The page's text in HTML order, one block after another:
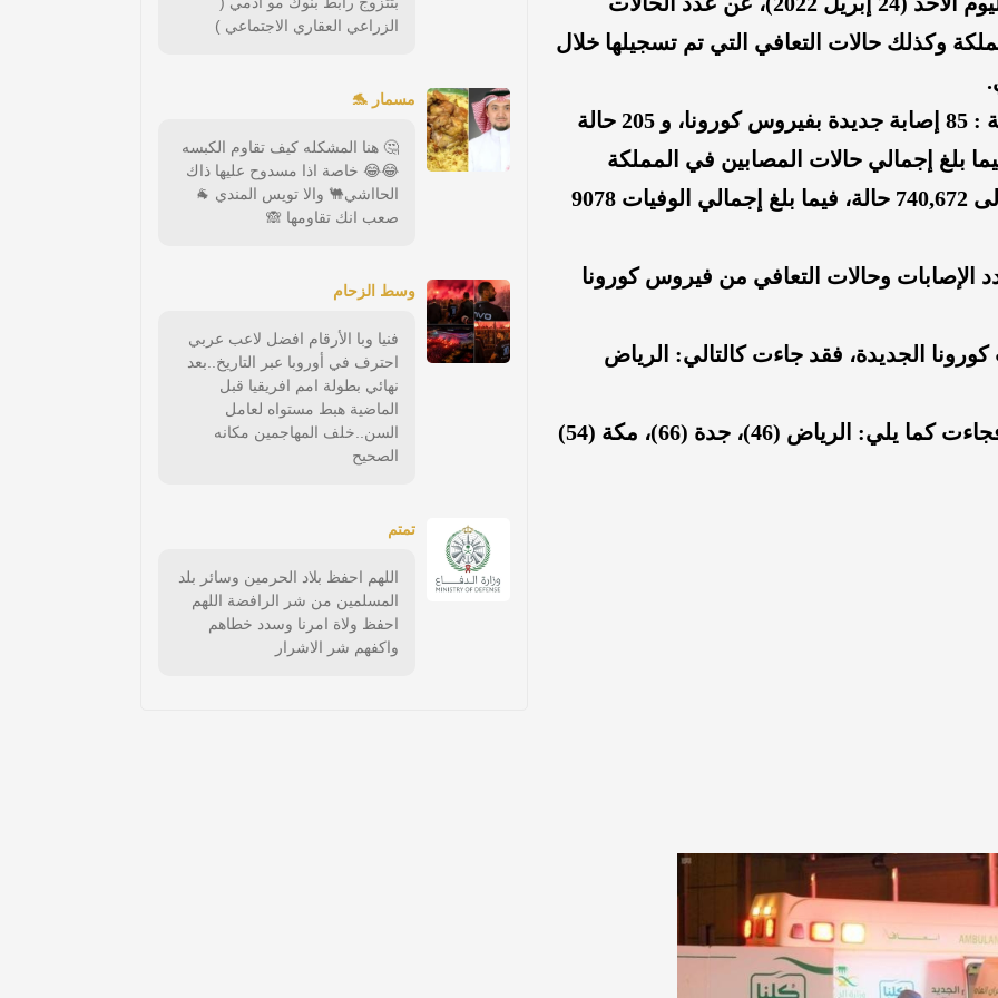
وكذلك حالات التعافي التي تم تسجيلها خلال
وسجلت الصحة خلال الـ24 ساعة الماضية : 85 إصابة جديدة بفيروس كورونا، و 205 حالة
و 48 حالة حرجة. فيما بلغ إجمالي حالات المصابين في المملكة
753,417 الآن، ووصل مجموع المتعافين إلى 740,672 حالة، فيما بلغ إجمالي الوفيات 9078
وحالات التعافي من فيروس كورونا
الجديدة، فقد جاءت كالتالي: الرياض
كما يلي: الرياض (46)، جدة (66)، مكة (54
)
الزراعي العقاري الاجتماعي )
مسمار 🐬
🤔 هنا المشكله كيف تقاوم الكبسه
😂😂 خاصة اذا مسدوح عليها ذاك
الحااشي🐫 والا تويس المندي 🐐
صعب انك تقاومها 🙈
وسط الزحام
فنيا وبا الأرقام افضل لاعب عربي
احترف في أوروبا عبر التاريخ..بعد
نهائي بطولة امم افريقيا قبل
الماضية هبط مستواه لعامل
السن..خلف المهاجمين مكانه
الصحيح
تمتم
اللهم احفظ بلاد الحرمين وسائر بلد
المسلمين من شر الرافضة اللهم
احفظ ولاة امرنا وسدد خطاهم
واكفهم شر الاشرار